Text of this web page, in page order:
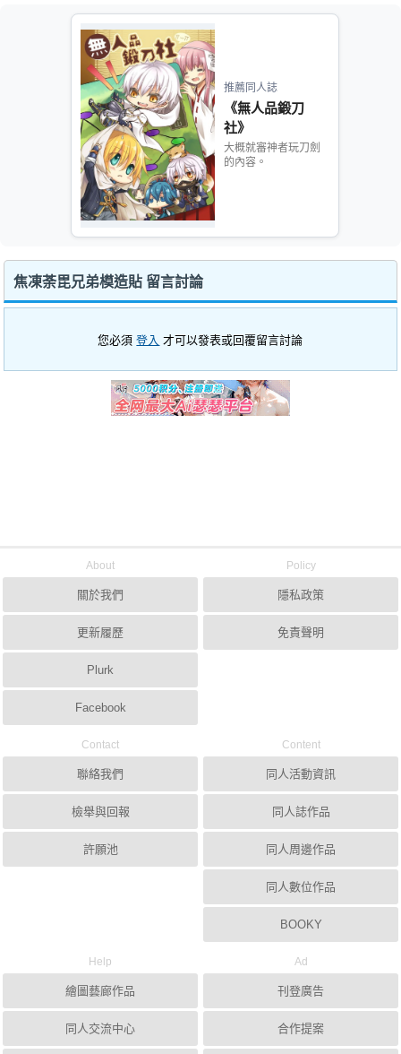
推薦同人誌
《無人品鍛刀
社》
大概就審神者玩刀劍
的內容。
焦凍荼毘兄弟模造貼 留言討論
您必須登入 才可以發表或回覆留言討論
About
關於我們
更新履歷
Plurk
Facebook
Policy
隱私政策
免責聲明
Contact
聯絡我們
檢舉與回報
許願池
Content
同人活動資訊
同人誌作品
同人周邊作品
同人數位作品
BOOKY
Help
繪圖藝廊作品
同人交流中心
Ad
刊登廣告
合作提案